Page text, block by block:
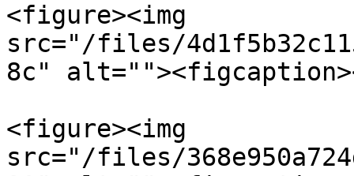
<figure><img
src="/files/
8c"
<figure><img
src="/files/